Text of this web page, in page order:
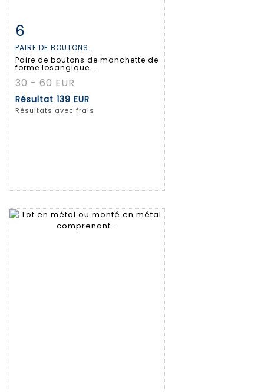
Fiche détaillée
6
PAIRE DE BOUTONS...
Paire de boutons de manchette de
forme losangique...
30 - 60 EUR
Résultat 139 EUR
Résultats avec frais